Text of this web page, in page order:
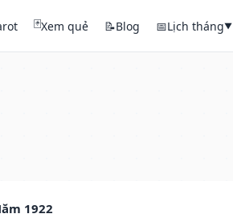
🃏Xem quẻ 📝Blog 📅Lịch tháng▼
1922